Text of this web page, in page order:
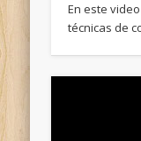
En este
técnicas de